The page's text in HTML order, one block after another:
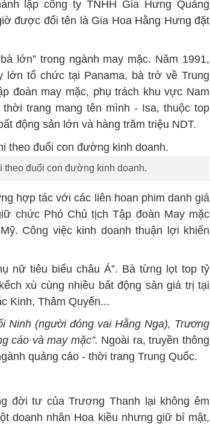
lập công ty TNHH Gia Hưng Quảng
được đổi tên là Gia Hoa Hằng Hưng đặt
lớn” trong ngành may mặc. Năm 1991,
lớn tổ chức tại Panama, bà trở về Trung
đoàn may mặc, phụ trách khu vực Nam
trang mang tên mình - Isa, thuộc top
động sản lớn và hàng trăm triệu NDT.
theo đuổi con đường kinh doanh.
hợp tác với các liên hoan phim danh giá
chức Phó Chủ tịch Tập đoàn May mặc
Công việc kinh doanh thuận lợi khiến
nữ tiêu biểu châu Á”. Bà từng lọt top tỷ
xù cùng nhiều bất động sản giá trị tại
Kinh, Thâm Quyến...
Ninh (người đóng vai Hằng Nga), Trương
cáo và may mặc”. Ngoài ra, truyền thông
quảng cáo - thời trang Trung Quốc.
đời tư của Trương Thanh lại không êm
doanh nhân Hoa kiều nhưng giữ bí mật,